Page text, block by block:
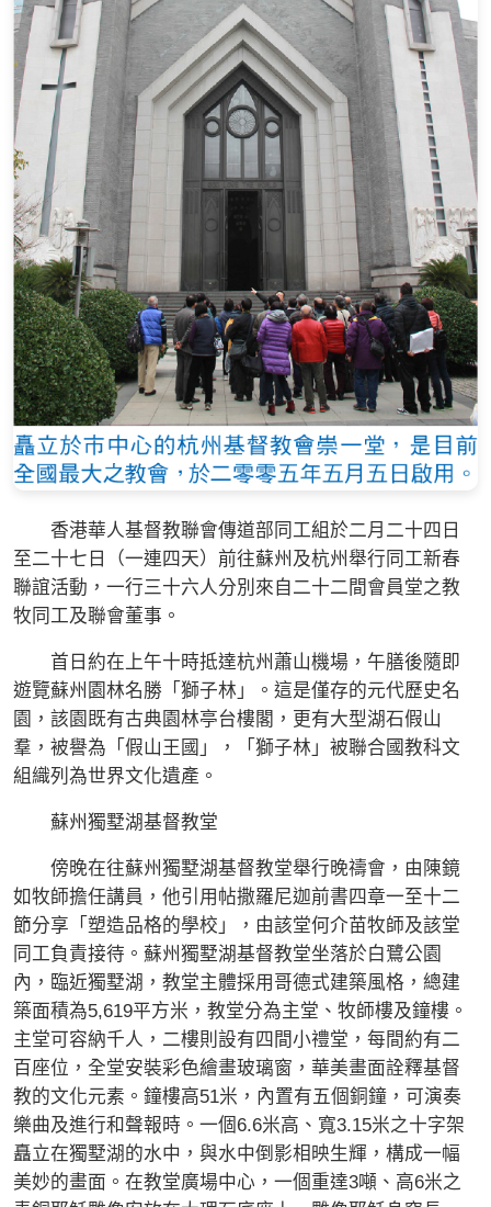
香港華人基督教聯會傳道部同工組於二月二十四日
至二十七日（一連四天）前往蘇州及杭州舉行同工新春
聯誼活動，一行三十六人分別來自二十二間會員堂之教
牧同工及聯會董事。
首日約在上午十時抵達杭州蕭山機場，午膳後隨即
遊覽蘇州園林名勝「獅子林」。這是僅存的元代歷史名
園，該園既有古典園林亭台樓閣，更有大型湖石假山
羣，被譽為「假山王國」，「獅子林」被聯合國教科文
組織列為世界文化遺產。
蘇州獨墅湖基督教堂
傍晚在往蘇州獨墅湖基督教堂舉行晚禱會，由陳鏡
如牧師擔任講員，他引用帖撒羅尼迦前書四章一至十二
節分享「塑造品格的學校」，由該堂何介苗牧師及該堂
同工負責接待。蘇州獨墅湖基督教堂坐落於白鷺公園
內，臨近獨墅湖，教堂主體採用哥德式建築風格，總建
築面積為5,619平方米，教堂分為主堂、牧師樓及鐘樓。
主堂可容納千人，二樓則設有四間小禮堂，每間約有二
百座位，全堂安裝彩色繪畫玻璃窗，華美畫面詮釋基督
教的文化元素。鐘樓高51米，內置有五個銅鐘，可演奏
樂曲及進行和聲報時。一個6.6米高、寬3.15米之十字架
矗立在獨墅湖的水中，與水中倒影相映生輝，構成一幅
美妙的畫面。在教堂廣場中心，一個重達3噸、高6米之